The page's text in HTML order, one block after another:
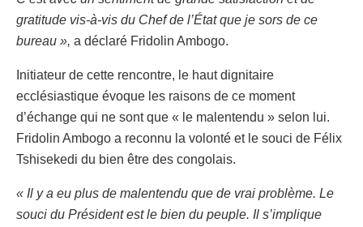
gratitude vis-à-vis du Chef de l’État que je sors de ce
bureau », a déclaré Fridolin Ambogo.
Initiateur de cette rencontre, le haut dignitaire
ecclésiastique évoque les raisons de ce moment
d’échange qui ne sont que « le malentendu » selon lui.
Fridolin Ambogo a reconnu la volonté et le souci de Félix
Tshisekedi du bien être des congolais.
« Il y a eu plus de malentendu que de vrai problème. Le
souci du Président est le bien du peuple. Il s’implique